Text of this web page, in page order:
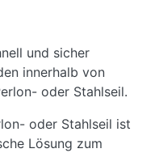
und sicher
innerhalb von
oder Stahlseil.
oder Stahlseil ist
Lösung zum